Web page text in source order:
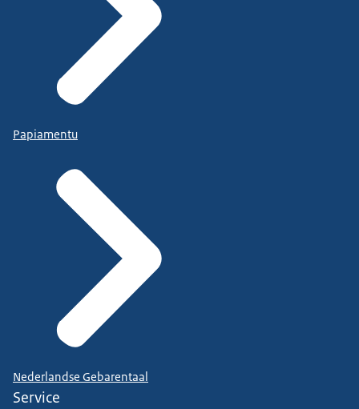
Papiamentu
Nederlandse Gebarentaal
Service